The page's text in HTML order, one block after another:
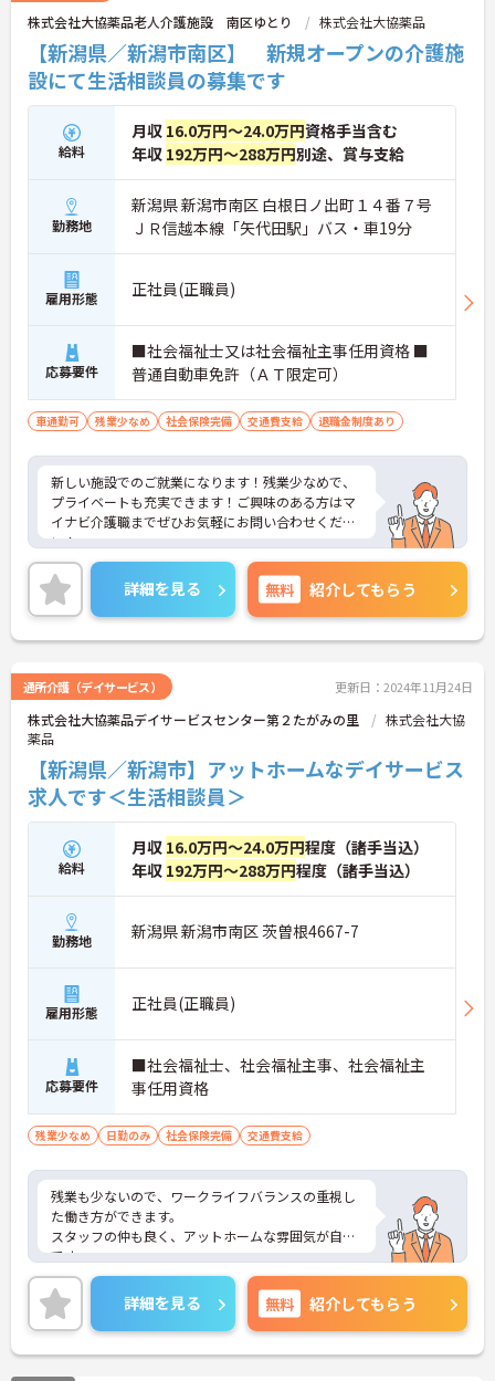
株式会社大協薬品老人介護施設 南区ゆとり 株式会社大協薬品
【新潟県／新潟市南区】 新規オープンの介護施
設にて生活相談員の募集です
給料
月収 16.0万円～24.0万円資格手当含む
年収 192万円～288万円別途、賞与支給
勤務地
新潟県 新潟市南区 白根日ノ出町１４番７号
ＪＲ信越本線「矢代田駅」バス・車19分
雇用形態 正社員(正職員)
応募要件
■社会福祉士又は社会福祉主事任用資格 ■
普通自動車免許（ＡＴ限定可）
車通勤可 残業少なめ 社会保険完備 交通費支給 退職金制度あり
新しい施設でのご就業になります！残業少なめで、
プライベートも充実できます！ご興味のある方はマ
イナビ介護職までぜひお気軽にお問い合わせくださ
い！
詳細を見る 無料 紹介してもらう
通所介護（デイサービス） 更新日：2024年11月24日
株式会社大協薬品デイサービスセンター第２たがみの里
株式会社大協
薬品
【新潟県／新潟市】アットホームなデイサービス
求人です＜生活相談員＞
給料
月収 16.0万円～24.0万円程度（諸手当込）
年収 192万円～288万円程度（諸手当込）
勤務地 新潟県 新潟市南区 茨曽根4667-7
雇用形態 正社員(正職員)
応募要件
■社会福祉士、社会福祉主事、社会福祉主
事任用資格
残業少なめ 日勤のみ 社会保険完備 交通費支給
残業も少ないので、ワークライフバランスの重視し
た働き方ができます。
スタッフの仲も良く、アットホームな雰囲気が自慢
です。
ご興味ある方には、面接対策ポイントなど、詳細を
お話しいたしますのでお気軽にご相談ください。
詳細を見る 無料 紹介してもらう